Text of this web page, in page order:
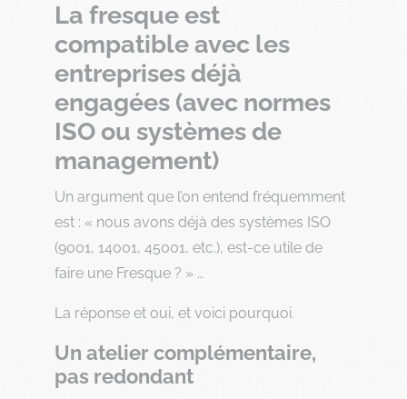
La fresque est
compatible avec les
entreprises déjà
engagées (avec normes
ISO ou systèmes de
management)
Un argument que l’on entend fréquemment
est : « nous avons déjà des systèmes ISO
(9001, 14001, 45001, etc.), est-ce utile de
faire une Fresque ? » …
La réponse et oui, et voici pourquoi.
Un atelier complémentaire,
pas redondant